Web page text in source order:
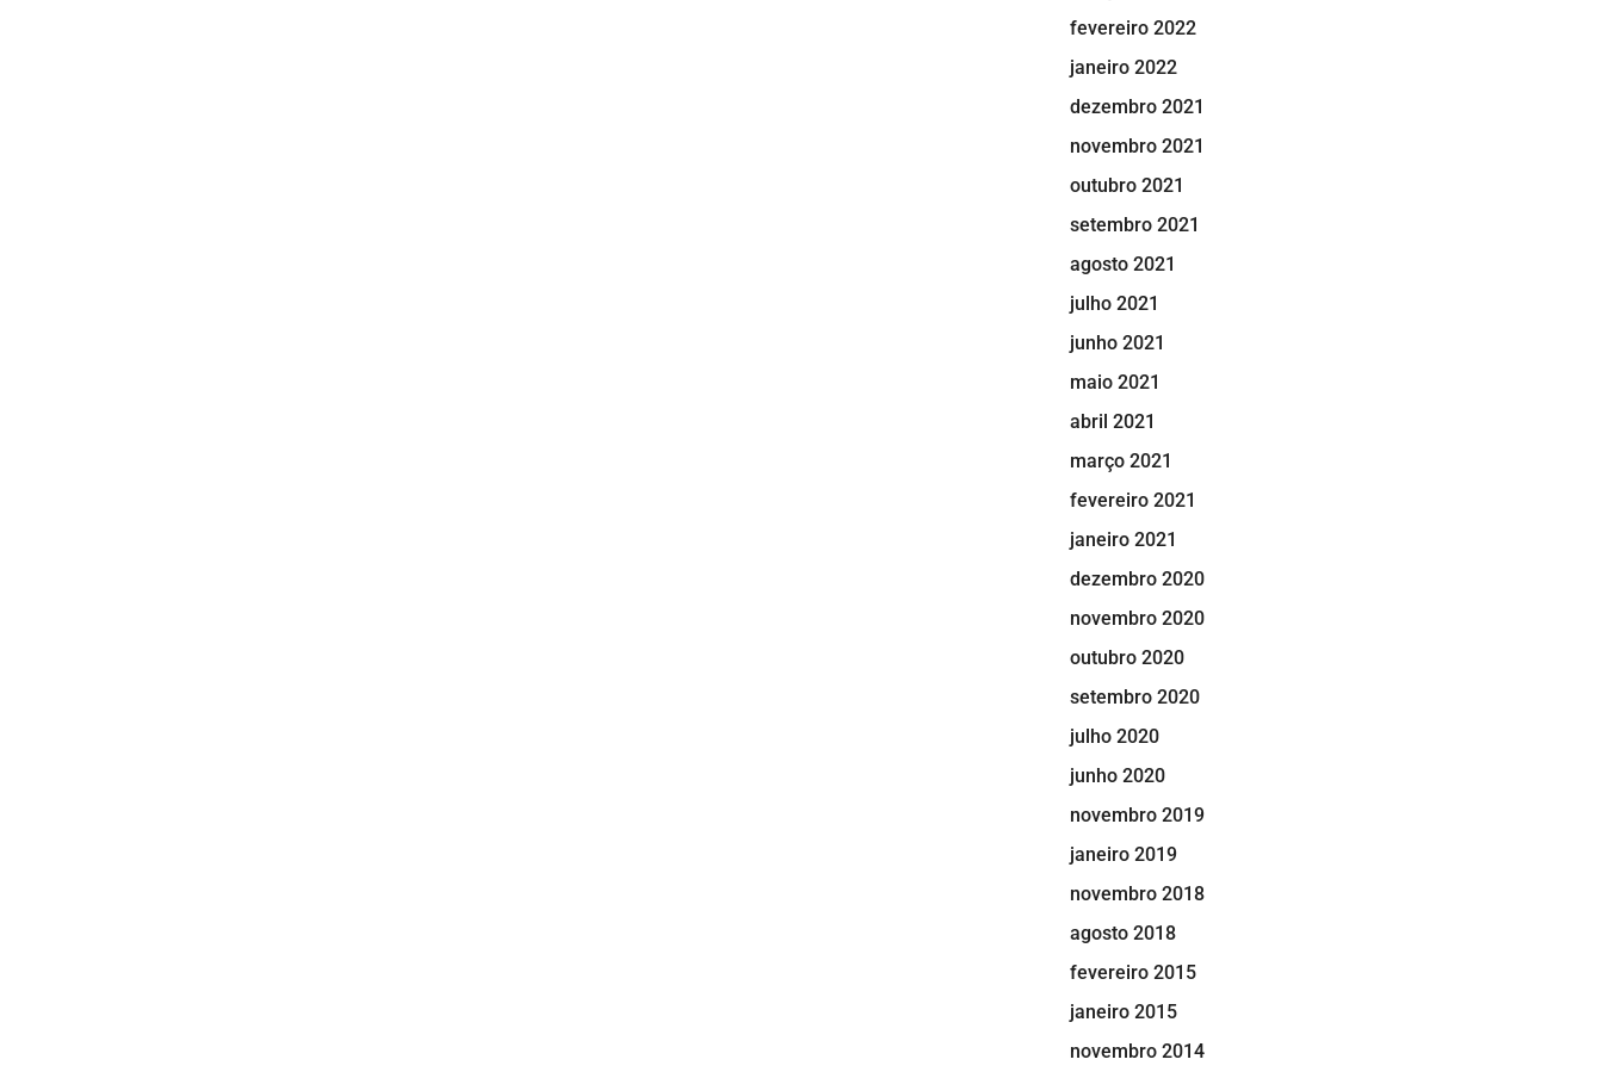
fevereiro 2022
janeiro 2022
dezembro 2021
novembro 2021
outubro 2021
setembro 2021
agosto 2021
julho 2021
junho 2021
maio 2021
abril 2021
março 2021
fevereiro 2021
janeiro 2021
dezembro 2020
novembro 2020
outubro 2020
setembro 2020
julho 2020
junho 2020
novembro 2019
janeiro 2019
novembro 2018
agosto 2018
fevereiro 2015
janeiro 2015
novembro 2014